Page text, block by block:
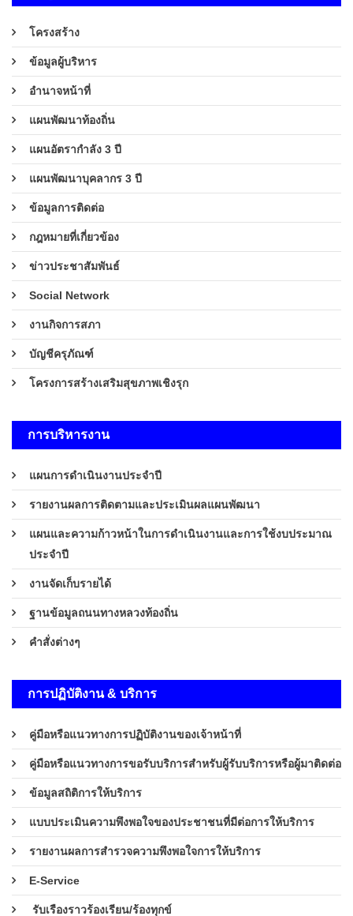
โครงสร้าง
ข้อมูลผู้บริหาร
อำนาจหน้าที่
แผนพัฒนาท้องถิ่น
แผนอัตรากำลัง 3 ปี
แผนพัฒนาบุคลากร 3 ปี
ข้อมูลการติดต่อ
กฎหมายที่เกี่ยวข้อง
ข่าวประชาสัมพันธ์
Social Network
งานกิจการสภา
บัญชีครุภัณฑ์
โครงการสร้างเสริมสุขภาพเชิงรุก
การบริหารงาน
แผนการดำเนินงานประจำปี
รายงานผลการติดตามและประเมินผลแผนพัฒนา
แผนและความก้าวหน้าในการดำเนินงานและการใช้งบประมาณ
ประจำปี
งานจัดเก็บรายได้
ฐานข้อมูลถนนทางหลวงท้องถิ่น
คำสั่งต่างๆ
การปฏิบัติงาน & บริการ
คู่มือหรือแนวทางการปฏิบัติงานของเจ้าหน้าที่
คู่มือหรือแนวทางการขอรับบริการสำหรับผู้รับบริการหรือผู้มาติดต่อ
ข้อมูลสถิติการให้บริการ
แบบประเมินความพึงพอใจของประชาชนที่มีต่อการให้บริการ
รายงานผลการสำรวจความพึงพอใจการให้บริการ
E-Service
รับเรืองราวร้องเรียน/ร้องทุกข์